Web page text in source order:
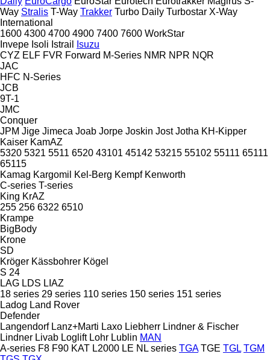
Way Stralis T-Way Trakker Turbo Daily Turbostar X-Way
International
1600 4300 4700 4900 7400 7600 WorkStar
Invepe Isoli Istrail
Isuzu
CYZ ELF FVR Forward M-Series NMR NPR NQR
JAC
HFC N-Series
JCB
9T-1
JMC
Conquer
JPM Jige Jimeca Joab Jorpe Joskin Jost Jotha KH-Kipper
Kaiser KamAZ
5320 5321 5511 6520 43101 45142 53215 55102 55111 65111
65115
Kamag Kargomil Kel-Berg Kempf Kenworth
C-series T-series
King KrAZ
255 256 6322 6510
Krampe
BigBody
Krone
SD
Kröger Kässbohrer Kögel
S 24
LAG LDS LIAZ
18 series 29 series 110 series 150 series 151 series
Ladog Land Rover
Defender
Langendorf Lanz+Marti Laxo Liebherr Lindner & Fischer
Lindner Livab Loglift Lohr Lublin MAN
A-series F8 F90 KAT L2000 LE NL series TGA TGE TGL TGM